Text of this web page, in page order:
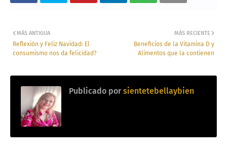
MÁS RECIENTE
Beneficios de la Vitamina D y
Alimentos que la contienen
MÁS ANTIGUA
Reflexión y Feliz Navidad: El
consumismo nos da felicidad?
Publicado por sientetebellaybien